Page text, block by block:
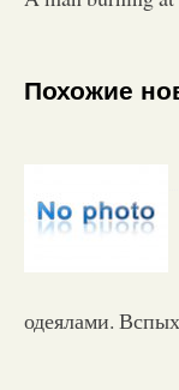
Похожие
одеялами.